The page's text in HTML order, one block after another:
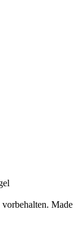
Made